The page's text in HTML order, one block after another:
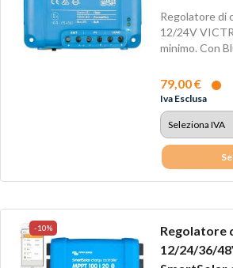
Regolatore di
12/24V
minimo. Con
79,00 €
Iva Esclusa
-10%
Regolatore
12/24/36/